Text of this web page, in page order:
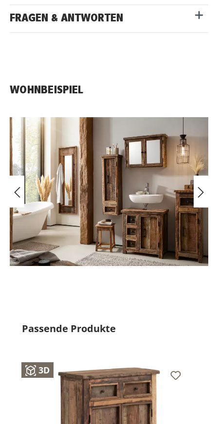
FRAGEN & ANTWORTEN
WOHNBEISPIEL
Produktgalerie überspringen
Passende Produkte
3D